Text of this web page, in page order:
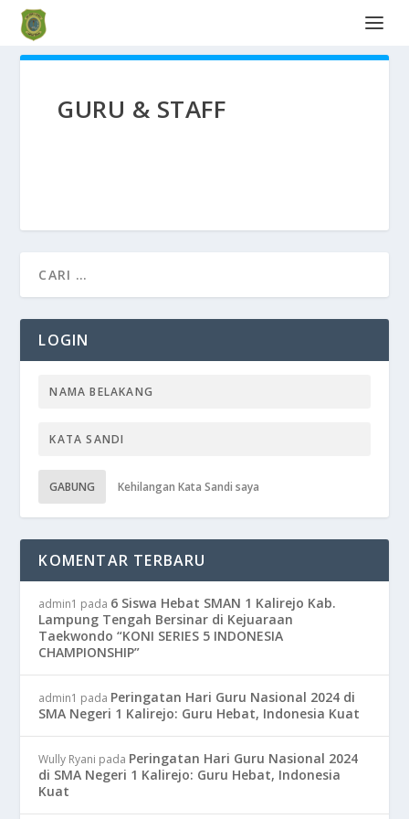
GURU & STAFF
LOGIN
GABUNG Kehilangan Kata Sandi saya
KOMENTAR TERBARU
admin1 pada 6 Siswa Hebat SMAN 1 Kalirejo Kab.
Lampung Tengah Bersinar di Kejuaraan
Taekwondo “KONI SERIES 5 INDONESIA
CHAMPIONSHIP”
admin1 pada Peringatan Hari Guru Nasional 2024 di
SMA Negeri 1 Kalirejo: Guru Hebat, Indonesia Kuat
Wully Ryani pada Peringatan Hari Guru Nasional 2024
di SMA Negeri 1 Kalirejo: Guru Hebat, Indonesia
Kuat